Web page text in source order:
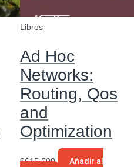
Libros
Ad Hoc
Networks:
Routing, Qos
and
Optimization
$615.600
Añadir al